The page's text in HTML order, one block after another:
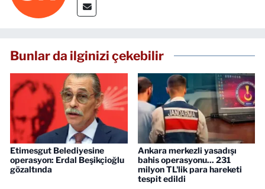
Bunlar da ilginizi çekebilir
Etimesgut Belediyesine
operasyon: Erdal Beşikçioğlu
gözaltında
Ankara merkezli yasadışı
bahis operasyonu... 231
milyon TL'lik para hareketi
tespit edildi